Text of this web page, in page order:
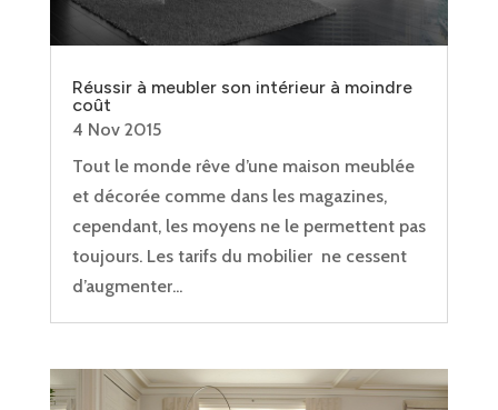
Réussir à meubler son intérieur à moindre
coût
4 Nov 2015
Tout le monde rêve d’une maison meublée
et décorée comme dans les magazines,
cependant, les moyens ne le permettent pas
toujours. Les tarifs du mobilier ne cessent
d’augmenter...